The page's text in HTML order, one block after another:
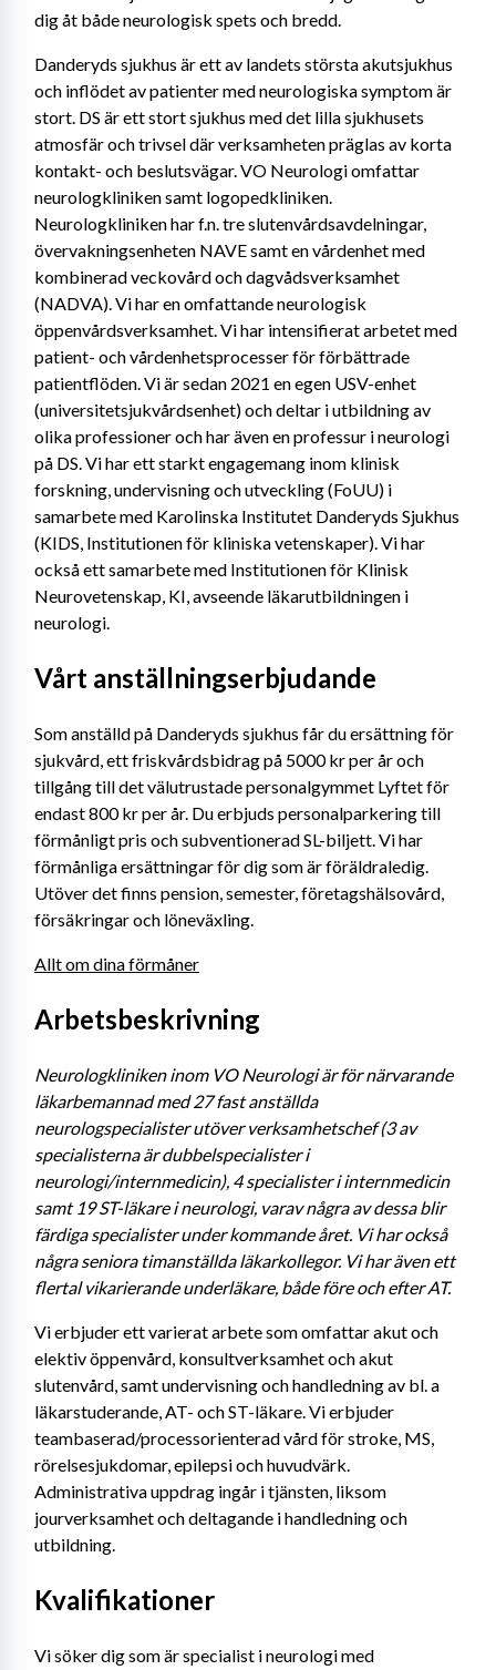
dig åt både neurologisk spets och bredd.
Danderyds sjukhus är ett av landets största akutsjukhus
och inflödet av patienter med neurologiska symptom är
stort. DS är ett stort sjukhus med det lilla sjukhusets
atmosfär och trivsel där verksamheten präglas av korta
kontakt- och beslutsvägar. VO Neurologi omfattar
neurologkliniken samt logopedkliniken.
Neurologkliniken har f.n. tre slutenvårdsavdelningar,
övervakningsenheten NAVE samt en vårdenhet med
kombinerad veckovård och dagvådsverksamhet
(NADVA). Vi har en omfattande neurologisk
öppenvårdsverksamhet. Vi har intensifierat arbetet med
patient- och vårdenhetsprocesser för förbättrade
patientflöden. Vi är sedan 2021 en egen USV-enhet
(universitetsjukvårdsenhet) och deltar i utbildning av
olika professioner och har även en professur i neurologi
på DS. Vi har ett starkt engagemang inom klinisk
forskning, undervisning och utveckling (FoUU) i
samarbete med Karolinska Institutet Danderyds Sjukhus
(KIDS, Institutionen för kliniska vetenskaper). Vi har
också ett samarbete med Institutionen för Klinisk
Neurovetenskap, KI, avseende läkarutbildningen i
neurologi.
Vårt anställningserbjudande
Som anställd på Danderyds sjukhus får du ersättning för
sjukvård, ett friskvårdsbidrag på 5000 kr per år och
tillgång till det välutrustade personalgymmet Lyftet för
endast 800 kr per år. Du erbjuds personalparkering till
förmånligt pris och subventionerad SL-biljett. Vi har
förmånliga ersättningar för dig som är föräldraledig.
Utöver det finns pension, semester, företagshälsovård,
försäkringar och löneväxling.
Allt om dina förmåner
Arbetsbeskrivning
Neurologkliniken inom VO Neurologi är för närvarande
läkarbemannad med 27 fast anställda
neurologspecialister utöver verksamhetschef (3 av
specialisterna är dubbelspecialister i
neurologi/internmedicin), 4 specialister i internmedicin
samt 19 ST-läkare i neurologi, varav några av dessa blir
färdiga specialister under kommande året. Vi har också
några seniora timanställda läkarkollegor. Vi har även ett
flertal vikarierande underläkare, både före och efter AT.
Vi erbjuder ett varierat arbete som omfattar akut och
elektiv öppenvård, konsultverksamhet och akut
slutenvård, samt undervisning och handledning av bl. a
läkarstuderande, AT- och ST-läkare. Vi erbjuder
teambaserad/processorienterad vård för stroke, MS,
rörelsesjukdomar, epilepsi och huvudvärk.
Administrativa uppdrag ingår i tjänsten, liksom
jourverksamhet och deltagande i handledning och
utbildning.
Kvalifikationer
Vi söker dig som är specialist i neurologi med